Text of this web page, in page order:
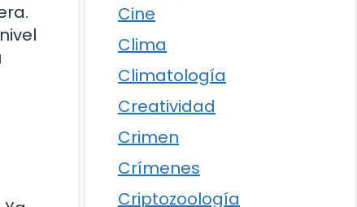
Cine
Clima
Climatología
Creatividad
Crimen
Crímenes
Criptozoología